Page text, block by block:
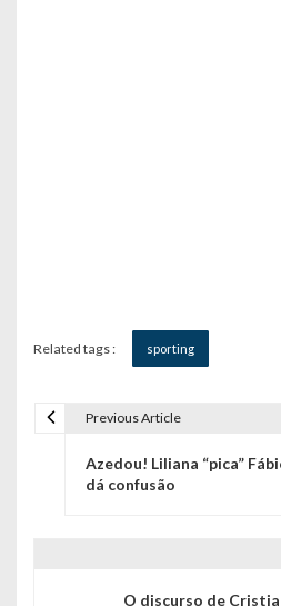
Related tags : sporting
Previous Article
Azedou! Liliana “pica”
dá confusão
O discurso de